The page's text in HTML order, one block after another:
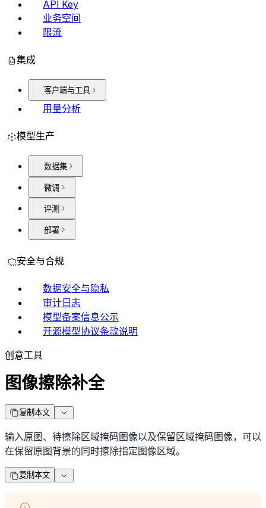
API Key
业务空间
限流
集成
客户端与工具
用量分析
模型生产
数据集
微调
评测
部署
安全与合规
数据安全与隐私
审计日志
模型备案信息公示
开源模型协议条款说明
创意工具
图像擦除补全
复制本文
输入原图、待擦除区域掩码图像以及保留区域掩码图像，可以
在保留原图背景的同时擦除指定图像区域。
复制本文